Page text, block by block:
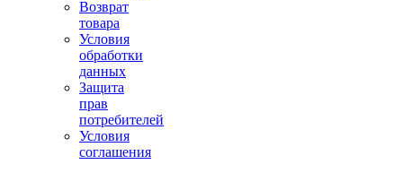
Возврат
товара
Условия
обработки
данных
Защита
прав
потребителей
Условия
соглашения